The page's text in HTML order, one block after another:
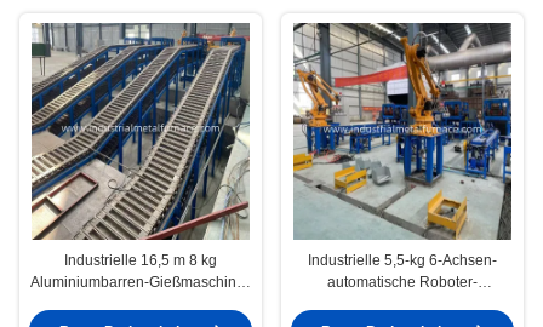
Industrielle 16,5 m 8 kg
Aluminiumbarren-Gießmaschine |
Industrielle 5,5-kg 6-Achsen-
automatische Roboter-